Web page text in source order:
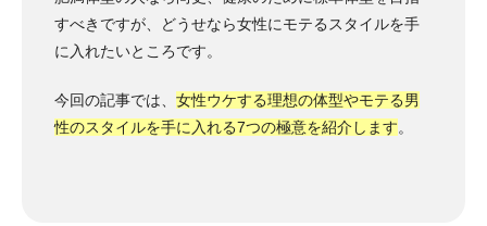
すべきですが、どうせなら女性にモテるスタイルを手
に入れたいところです。
今回の記事では、 女性ウケする理想の体型やモテる男
性のスタイルを手に入れる7つの極意を紹介します。